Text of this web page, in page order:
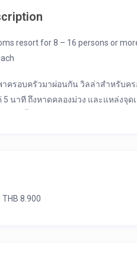
resort for 8 – 16 persons or
าครอบครัวมาผ่อนกัน วิลล่าสำหรับ
5 นาที ถึงหาดคลองม่วง และแหล่งจุ
THB 8.900